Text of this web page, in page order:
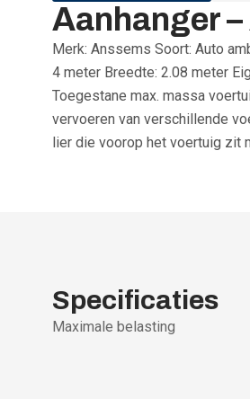
Aanhanger
Merk: Anssems Soort: Auto
4 meter Breedte: 2.08 meter
Toegestane max. massa
vervoeren van verschillende
lier die voorop het voertuig zit
Specificaties
Maximale belasting